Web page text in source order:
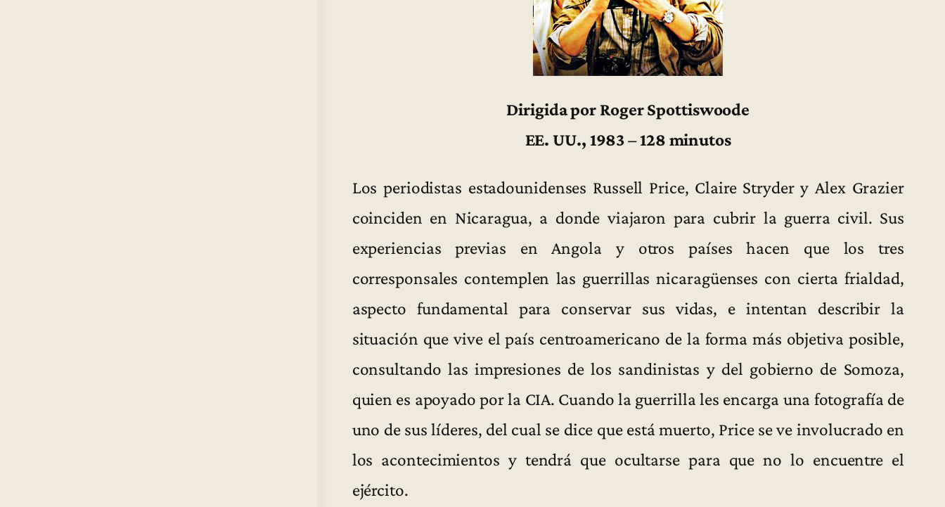
Dirigida por Roger Spottiswoode
EE. UU., 1983 – 128 minutos
Los periodistas estadounidenses Russell Price, Claire Stryder y Alex Grazier
coinciden en Nicaragua, a donde viajaron para cubrir la guerra civil. Sus
experiencias previas en Angola y otros países hacen que los tres
corresponsales contemplen las guerrillas nicaragüenses con cierta frialdad,
aspecto fundamental para conservar sus vidas, e intentan describir la
situación que vive el país centroamericano de la forma más objetiva posible,
consultando las impresiones de los sandinistas y del gobierno de Somoza,
quien es apoyado por la CIA. Cuando la guerrilla les encarga una fotografía de
uno de sus líderes, del cual se dice que está muerto, Price se ve involucrado en
los acontecimientos y tendrá que ocultarse para que no lo encuentre el
ejército.